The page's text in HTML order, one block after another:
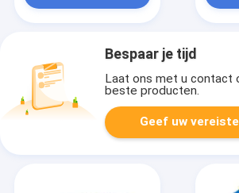
Bespaar je tijd
Laat ons met u contact
beste producten.
Geef uw vereiste